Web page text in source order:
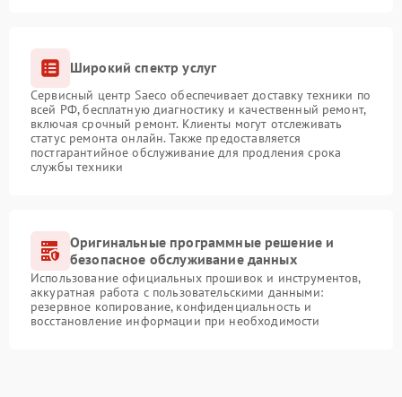
Широкий спектр услуг
Сервисный центр Saeco обеспечивает доставку техники по
всей РФ, бесплатную диагностику и качественный ремонт,
включая срочный ремонт. Клиенты могут отслеживать
статус ремонта онлайн. Также предоставляется
постгарантийное обслуживание для продления срока
службы техники
Оригинальные программные решение и
безопасное обслуживание данных
Использование официальных прошивок и инструментов,
аккуратная работа с пользовательскими данными:
резервное копирование, конфиденциальность и
восстановление информации при необходимости